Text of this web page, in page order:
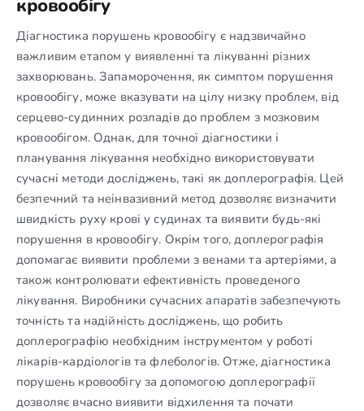
кровообігу
Діагностика порушень кровообігу є надзвичайно
важливим етапом у виявленні та лікуванні різних
захворювань. Запаморочення, як симптом порушення
кровообігу, може вказувати на цілу низку проблем, від
серцево-судинних розладів до проблем з мозковим
кровообігом. Однак, для точної діагностики і
планування лікування необхідно використовувати
сучасні методи досліджень, такі як доплерографія. Цей
безпечний та неінвазивний метод дозволяє визначити
швидкість руху крові у судинах та виявити будь-які
порушення в кровообігу. Окрім того, доплерографія
допомагає виявити проблеми з венами та артеріями, а
також контролювати ефективність проведеного
лікування. Виробники сучасних апаратів забезпечують
точність та надійність досліджень, що робить
доплерографію необхідним інструментом у роботі
лікарів-кардіологів та флебологів. Отже, діагностика
порушень кровообігу за допомогою доплерографії
дозволяє вчасно виявити відхилення та почати